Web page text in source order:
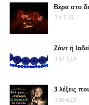
Βέρα στο
4.7.15
Ζάντ ή
17.7.19
3 λέξεις
30.4.19